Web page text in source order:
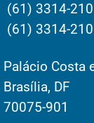
(61) 3314-
(61) 3314-
Palácio Costa
Brasília, DF
70075-901